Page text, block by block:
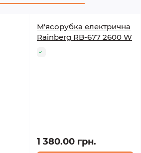
М'ясорубка електрична
Rainberg RB-677 2600 W
1 380.00 грн.